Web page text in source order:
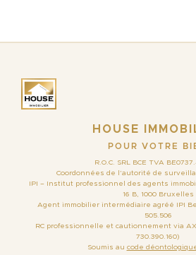
HOUSE
POUR VOTRE
R.O.C. SRL BCE TVA
Coordonnées de l’autorité de
IPI – Institut professionnel des agents
16 B, 1000 Bruxelles
Agent immobilier intermédiaire agréé IPI
505.506
RC professionnelle et cautionnement via
730.390.160)
Soumis au code